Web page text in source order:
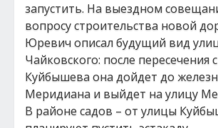
запустить. На выездном
вопросу строительства новой
Юревич описал будущий вид
Чайковского: после пересечения
Куйбышева она дойдет до
Меридиана и выйдет на улицу
В районе садов – от улицы